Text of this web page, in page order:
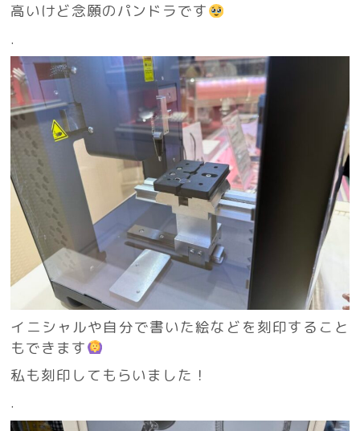
高いけど念願のパンドラです
.
イニシャルや自分で書いた絵などを刻印すること
もできます
私も刻印してもらいました！
.